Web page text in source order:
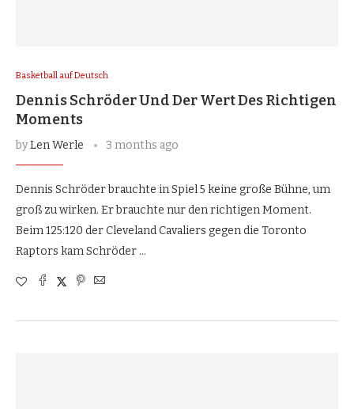
Basketball auf Deutsch
Dennis Schröder Und Der Wert Des Richtigen
Moments
byLen Werle 3 months ago
Dennis Schröder brauchte in Spiel 5 keine große Bühne, um
groß zu wirken. Er brauchte nur den richtigen Moment.
Beim 125:120 der Cleveland Cavaliers gegen die Toronto
Raptors kam Schröder …